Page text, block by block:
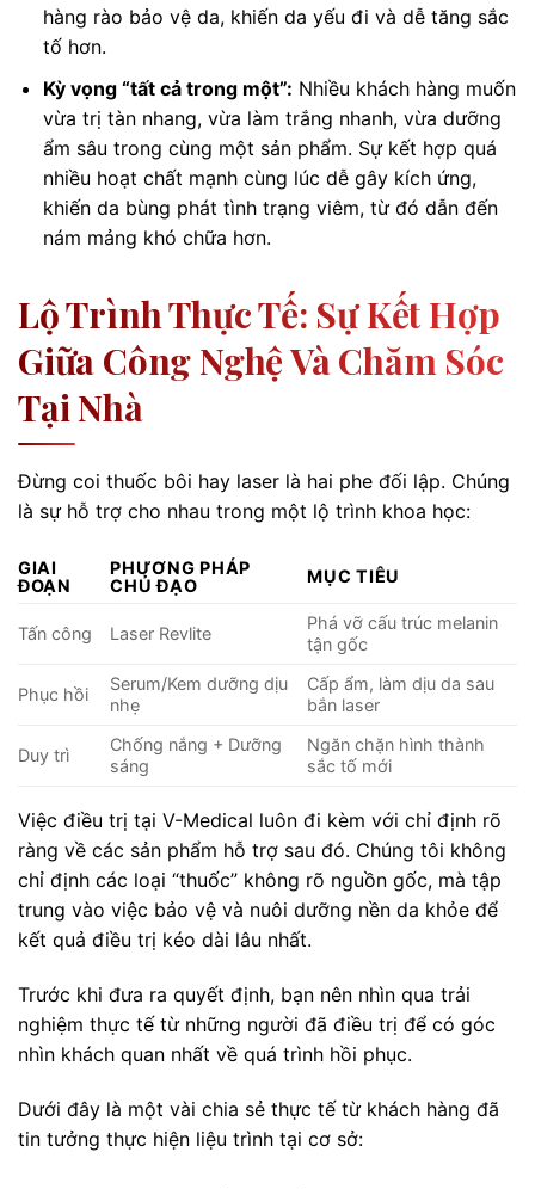
hàng rào bảo vệ da, khiến da yếu đi và dễ tăng sắc
tố hơn.
Kỳ vọng “tất cả trong một”: Nhiều khách hàng muốn
vừa trị tàn nhang, vừa làm trắng nhanh, vừa dưỡng
ẩm sâu trong cùng một sản phẩm. Sự kết hợp quá
nhiều hoạt chất mạnh cùng lúc dễ gây kích ứng,
khiến da bùng phát tình trạng viêm, từ đó dẫn đến
nám mảng khó chữa hơn.
Lộ Trình Thực Tế: Sự Kết Hợp
Giữa Công Nghệ Và Chăm Sóc
Tại Nhà
Đừng coi thuốc bôi hay laser là hai phe đối lập. Chúng
là sự hỗ trợ cho nhau trong một lộ trình khoa học:
GIAI
ĐOẠN
PHƯƠNG PHÁP
CHỦ ĐẠO
MỤC TIÊU
Tấn công Laser Revlite
Phá vỡ cấu trúc melanin
tận gốc
Phục hồi
Serum/Kem dưỡng dịu
nhẹ
Cấp ẩm, làm dịu da sau
bắn laser
Duy trì
Chống nắng + Dưỡng
sáng
Ngăn chặn hình thành
sắc tố mới
Việc điều trị tại V-Medical luôn đi kèm với chỉ định rõ
ràng về các sản phẩm hỗ trợ sau đó. Chúng tôi không
chỉ định các loại “thuốc” không rõ nguồn gốc, mà tập
trung vào việc bảo vệ và nuôi dưỡng nền da khỏe để
kết quả điều trị kéo dài lâu nhất.
Trước khi đưa ra quyết định, bạn nên nhìn qua trải
nghiệm thực tế từ những người đã điều trị để có góc
nhìn khách quan nhất về quá trình hồi phục.
Dưới đây là một vài chia sẻ thực tế từ khách hàng đã
tin tưởng thực hiện liệu trình tại cơ sở: